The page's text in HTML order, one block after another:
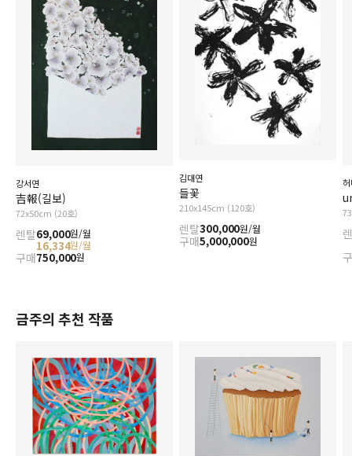
강서연
吉報(길보)
72x50cm (20호)
렌탈69,000원/월
16,334원/월
구매750,000원
김대연
들꽃
210x145cm (120호)
렌탈300,000원/월
구매5,000,000원
금주의 추천 작품